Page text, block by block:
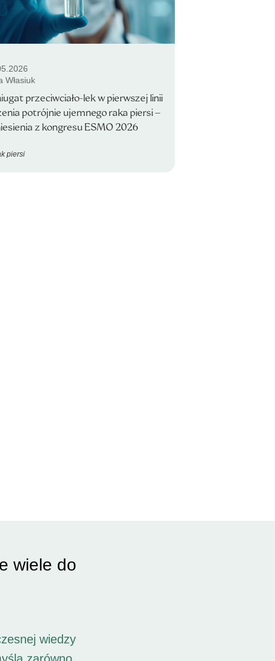
Własiuk
przeciwciało-lek w pierwszej linii
potrójnie ujemnego raka piersi –
z kongresu ESMO 2026
piersi
wiele do
wiedzy